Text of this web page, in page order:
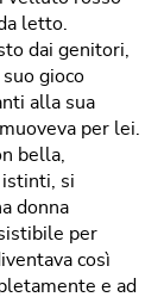
letto.
dai genitori,
gioco
alla sua
per lei.
bella,
istinti, si
donna
per
così
e ad